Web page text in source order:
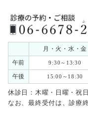
月・火・水・金
午前
9:30～13:30
午後 15:00～18:30
休診日：木曜・日曜・祝日
なお、最終受付は、診療